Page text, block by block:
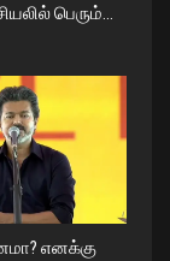
பெரும்…
எனக்கு